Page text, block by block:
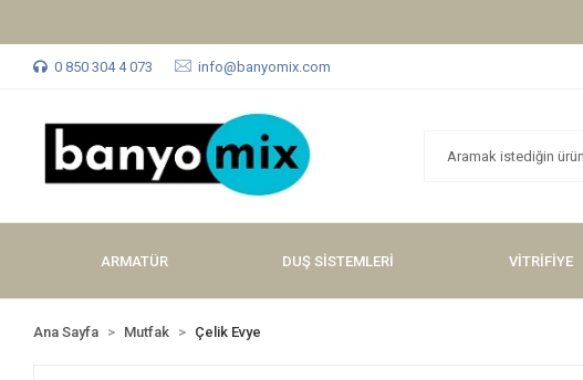
0 850 304 4 073 info@banyomix.com
ARMATÜR DUŞ SİSTEMLERİ VİTRİFİYE
Ana Sayfa Mutfak Çelik Evye